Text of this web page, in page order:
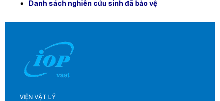
Danh sách nghiên cứu sinh đã bảo vệ
VIỆN VẬT LÝ